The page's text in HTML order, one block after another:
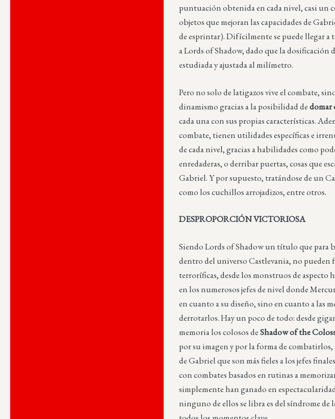
puntuación obtenida en cada nivel, casi un
objetos que mejoran las capacidades de
de esprintar). Difícilmente se puede llegar a
a Lords of Shadow, dado que la dosificación
estudiada y ajustada al milímetro.
Pero no solo de latigazos vive el combate,
dinamismo gracias a la posibilidad dedomar
cada una con sus propias características.
combate, tienen utilidades específicas e
de cada nivel, gracias a habilidades como
enredaderas, o derribar puertas, cosas que
Gabriel. Y por supuesto, tratándose de un
como los cuchillos arrojadizos, entre otros.
DESPROPORCIÓN VICTORIOSA
Siendo Lords of Shadow un título que para
dentro del universo Castlevania, no pueden
terroríficas, desde los monstruos de aspecto
en los numerosos jefes de nivel donde
en cuanto a su diseño, sino en cuanto a las
derrotarlos. Hay un poco de todo: desde
memoria los colosos deShadow of the
por su imagen y por la forma de
de Gabriel que son más fieles a los jefes
con combates basados en rutinas a
simplemente han ganado en
ninguno de ellos se libra es del síndrome de